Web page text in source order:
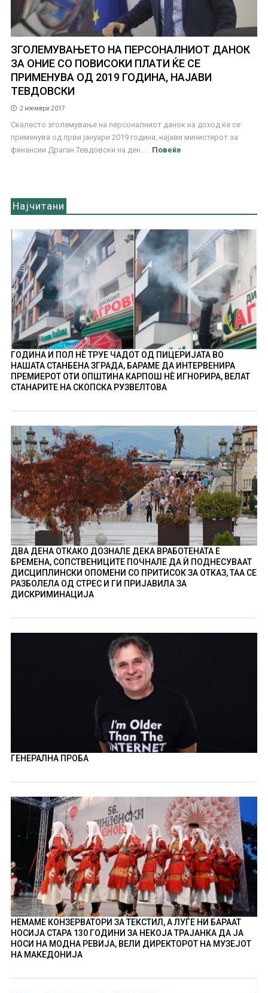
ЗГОЛЕМУВАЊЕТО НА ПЕРСОНАЛНИОТ ДАНОК
ЗА ОНИЕ СО ПОВИСОКИ ПЛАТИ ЌЕ СЕ
ПРИМЕНУВА ОД 2019 ГОДИНА, НАЈАВИ
ТЕВДОВСКИ
2 ноември 2017
Скалесто зголемување на персоналниот данок на доход ќе се
применува од први јануари 2019 година, најави министерот за
финансии Драган Тевдовски на ден ...
Повеќе
Најчитани
ГОДИНА И ПОЛ НÈ ТРУЕ ЧАДОТ ОД ПИЦЕРИЈАТА ВО
НАШАТА СТАНБЕНА ЗГРАДА, БАРАМЕ ДА ИНТЕРВЕНИРА
ПРЕМИЕРОТ ОТИ ОПШТИНА КАРПОШ НÈ ИГНОРИРА, ВЕЛАТ
СТАНАРИТЕ НА СКОПСКА РУЗВЕЛТОВА
ДВА ДЕНА ОТКАКО ДОЗНАЛЕ ДЕКА ВРАБОТЕНАТА Е
БРЕМЕНА, СОПСТВЕНИЦИТЕ ПОЧНАЛЕ ДА Ѝ ПОДНЕСУВААТ
ДИСЦИПЛИНСКИ ОПОМЕНИ СО ПРИТИСОК ЗА ОТКАЗ, ТАА СЕ
РАЗБОЛЕЛА ОД СТРЕС И ГИ ПРИЈАВИЛА ЗА
ДИСКРИМИНАЦИЈА
ГЕНЕРАЛНА ПРОБА
НЕМАМЕ КОНЗЕРВАТОРИ ЗА ТЕКСТИЛ, А ЛУЃЕ НИ БАРААТ
НОСИЈА СТАРА 130 ГОДИНИ ЗА НЕКОЈА ТРАЈАНКА ДА ЈА
НОСИ НА МОДНА РЕВИЈА, ВЕЛИ ДИРЕКТОРОТ НА МУЗЕЈОТ
НА МАКЕДОНИЈА